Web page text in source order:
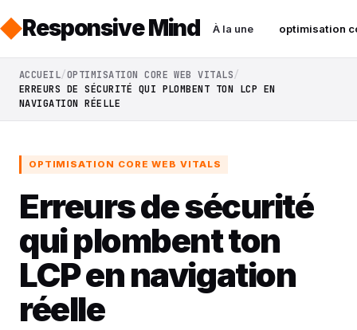
Responsive Mind À la une optimisation
ACCUEIL OPTIMISATION CORE WEB VITALS
ERREURS DE SÉCURITÉ QUI PLOMBENT TON LCP EN
NAVIGATION RÉELLE
OPTIMISATION CORE WEB VITALS
Erreurs de sécurité
qui plombent ton
LCP en navigation
réelle